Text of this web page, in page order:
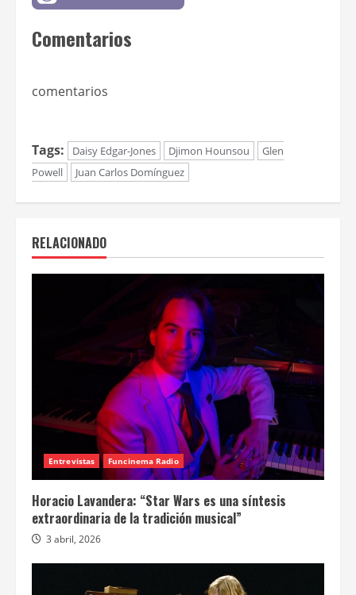
Comentarios
comentarios
Tags: Daisy Edgar-Jones Djimon Hounsou
Glen
Powell
Juan Carlos Domínguez
RELACIONADO
Entrevistas Funcinema Radio
Horacio Lavandera: “Star Wars es una síntesis
extraordinaria de la tradición musical”
3 abril, 2026